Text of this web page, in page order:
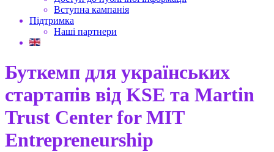
Вступна кампанія
Підтримка
Наші партнери
Буткемп для українських
стартапів від KSE та Martin
Trust Center for MIT
Entrepreneurship